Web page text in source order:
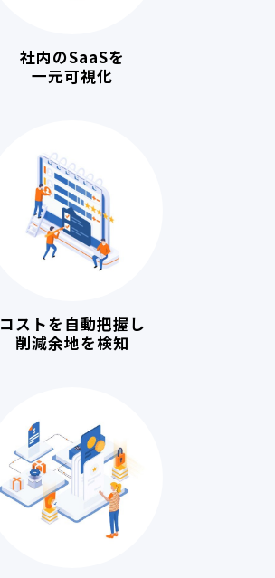
社内のSaaSを
一元可視化
コストを自動把握し
削減余地を検知